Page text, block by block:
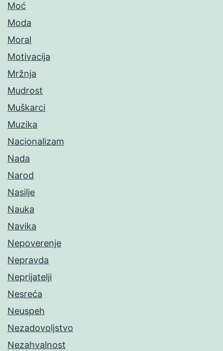
Moć
Moda
Moral
Motivacija
Mržnja
Mudrost
Muškarci
Muzika
Nacionalizam
Nada
Narod
Nasilje
Nauka
Navika
Nepoverenje
Nepravda
Neprijatelji
Nesreća
Neuspeh
Nezadovoljstvo
Nezahvalnost